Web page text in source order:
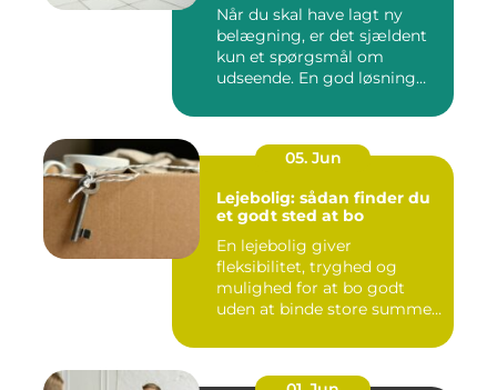
Når du skal have lagt ny
belægning, er det sjældent
kun et spørgsmål om
udseende. En god løsning
05. Jun
Lejebolig: sådan finder du
et godt sted at bo
En lejebolig giver
fleksibilitet, tryghed og
mulighed for at bo godt
uden at binde store summer